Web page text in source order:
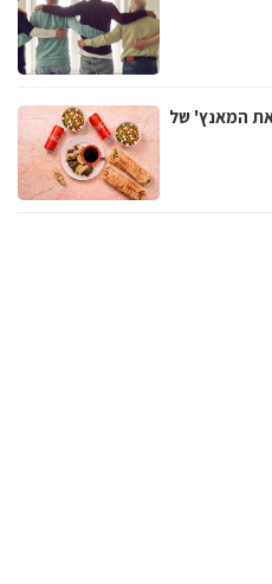
את המאנץ' של